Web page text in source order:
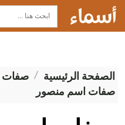
الصفحة الرئيسية
صفات
صفات اسم منصور